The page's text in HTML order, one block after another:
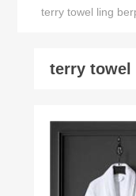
terry towel ling
terry towel